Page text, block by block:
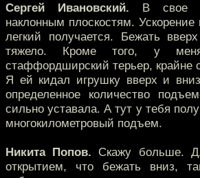
Сергей Ивановский. В свое
наклонным плоскостям. Ускорение
легкий получается. Бежать
тяжело. Кроме того, у
стаффордширский терьер, крайне
Я ей кидал игрушку вверх и
определенное количество
сильно уставала. А тут у тебя
многокилометровый подъем.
Никита Попов. Скажу больше.
открытием, что бежать вниз,